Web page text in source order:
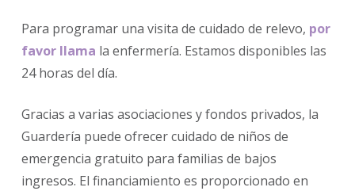
Para programar una visita de cuidado de relevo, por
favor llama la enfermería. Estamos disponibles las
24 horas del día.
Gracias a varias asociaciones y fondos privados, la
Guardería puede ofrecer cuidado de niños de
emergencia gratuito para familias de bajos
ingresos. El financiamiento es proporcionado en